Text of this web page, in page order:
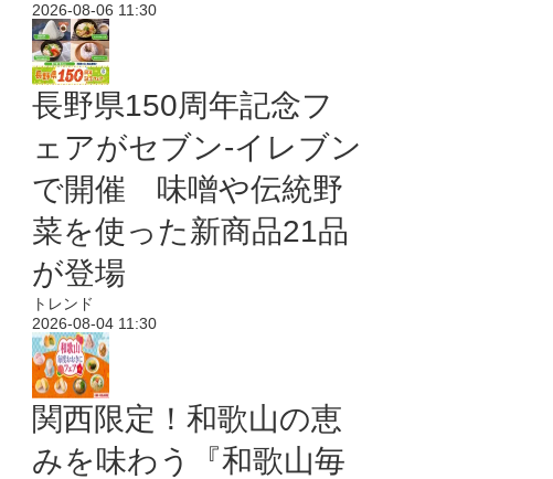
2026-08-06 11:30
長野県150周年記念フ
ェアがセブン-イレブン
で開催 味噌や伝統野
菜を使った新商品21品
が登場
トレンド
2026-08-04 11:30
関西限定！和歌山の恵
みを味わう『和歌山毎